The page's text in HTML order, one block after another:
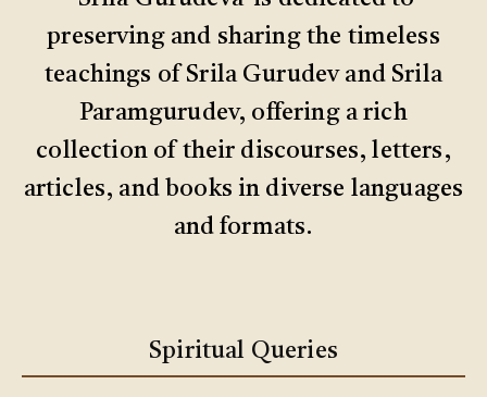
preserving and sharing the timeless
teachings of Srila Gurudev and Srila
Paramgurudev, offering a rich
collection of their discourses, letters,
articles, and books in diverse languages
and formats.
Spiritual Queries